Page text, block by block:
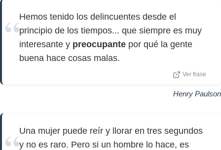
Hemos tenido los delincuentes desde el
principio de los tiempos... que siempre es muy
interesante y preocupante por qué la gente
buena hace cosas malas.
Ver frase
Henry Paulson
Una mujer puede reír y llorar en tres segundos
y no es raro. Pero si un hombre lo hace, es